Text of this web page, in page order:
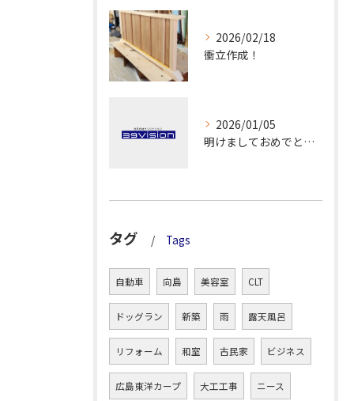
2026/02/18
衝立作成！
2026/01/05
明けましておめでとうございます！
タグ Tags
自動車 向島 美容室 CLT
ドッグラン 新築 雨 露天風呂
リフォーム 和室 古民家 ビジネス
広島東洋カープ 大工工事 ニース